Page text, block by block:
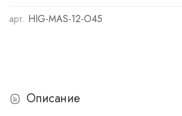
арт. HIG-MAS-12-O45
Описание